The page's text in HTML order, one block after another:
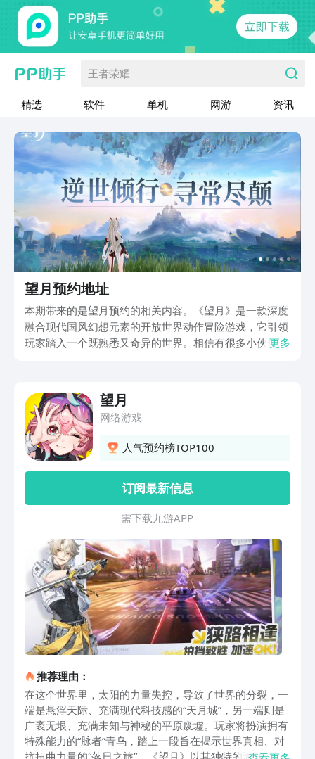
王者荣耀
精选 软件 单机 网游 资讯
望月预约地址
本期带来的是望月预约的相关内容。《望月》是一款深度
融合现代国风幻想元素的开放世界动作冒险游戏，它引领
玩家踏入一个既熟悉又奇异的世界。相信有很多小伙伴都
起来看看吧！
更多
望月
网络游戏
人气预约榜TOP100
订阅最新信息
需 下 载 九 游 A P P
推荐理由：
在这个世界里，太阳的力量失控，导致了世界的分裂，一
端是悬浮天际、充满现代科技感的“天月城”，另一端则是
广袤无垠、充满未知与神秘的平原废墟。玩家将扮演拥有
特殊能力的“脉者”青乌，踏上一段旨在揭示世界真相、对
抗扭曲力量的“落日之旅”。《望月》以其独特的游戏设定